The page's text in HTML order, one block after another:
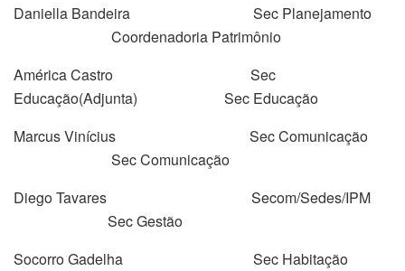
Daniella Bandeira Sec Planejamento
Coordenadoria Patrimônio
América Castro Sec
Educação(Adjunta) Sec Educação
Marcus Vinícius Sec Comunicação
Sec Comunicação
Diego Tavares Secom/Sedes/IPM
Sec Gestão
Socorro Gadelha Sec Habitação